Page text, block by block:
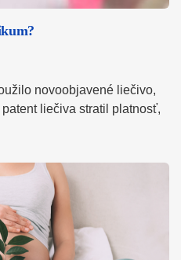
novoobjavené liečivo,
liečiva stratil platnosť,